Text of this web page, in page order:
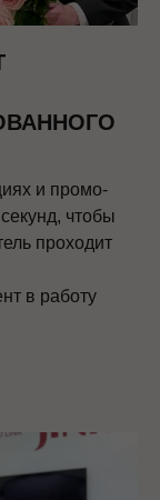
и промо-
чтобы
проходит
в работу